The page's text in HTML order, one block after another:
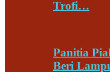
Trofi…
Panitia
Beri